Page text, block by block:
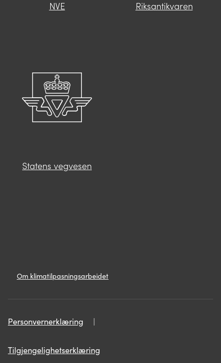
NVE Riksantikvaren
Statens vegvesen
Lenker
Om
Om klimatilpasningsarbeidet
Personvern
Personvernerklæring
Personvernerklæring
Tilgjengelighetserklæring
Tilgjengelighetserklæring